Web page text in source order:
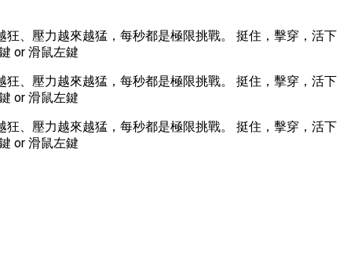
、壓力越來越猛，每秒都是極限挑戰。 挺住，擊穿，活下
or 滑鼠左鍵
、壓力越來越猛，每秒都是極限挑戰。 挺住，擊穿，活下
or 滑鼠左鍵
、壓力越來越猛，每秒都是極限挑戰。 挺住，擊穿，活下
or 滑鼠左鍵